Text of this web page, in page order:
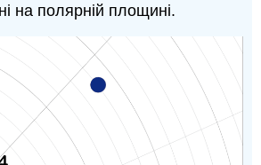
на полярній площині.